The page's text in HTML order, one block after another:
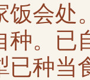
饭会处
种。已
已种当